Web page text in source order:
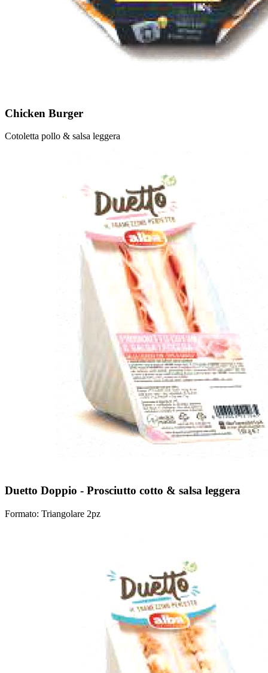
Chicken Burger
Cotoletta pollo & salsa leggera
Duetto Doppio - Prosciutto cotto & salsa leggera
Formato: Triangolare 2pz